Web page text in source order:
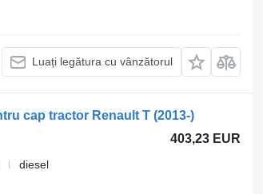
Luați legătura cu vânzătorul
cap tractor Renault T (2013-)
403,23 EUR
diesel